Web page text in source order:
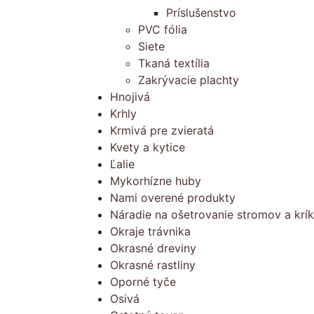
Príslušenstvo
PVC fólia
Siete
Tkaná textília
Zakrývacie plachty
Hnojivá
Krhly
Krmivá pre zvieratá
Kvety a kytice
Ľalie
Mykorhízne huby
Nami overené produkty
Náradie na ošetrovanie stromov a
Okraje trávnika
Okrasné dreviny
Okrasné rastliny
Oporné tyče
Osivá